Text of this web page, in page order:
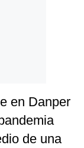
en Danper
de una